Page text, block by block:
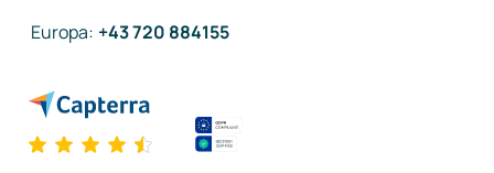
Europa: +43 720 884155